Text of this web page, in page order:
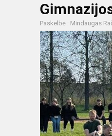
Paskelbė : Mindaugas